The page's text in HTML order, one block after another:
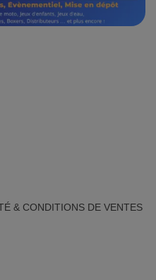
& CONDITIONS DE VENTES